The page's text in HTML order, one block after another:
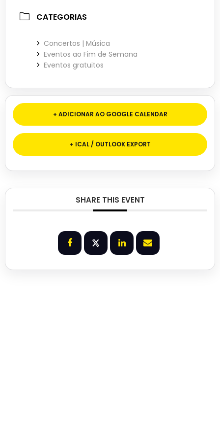
CATEGORIAS
Concertos | Música
Eventos ao Fim de Semana
Eventos gratuitos
+ ADICIONAR AO GOOGLE CALENDAR
+ ICAL / OUTLOOK EXPORT
SHARE THIS EVENT